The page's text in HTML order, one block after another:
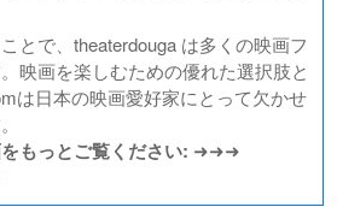
とで、theaterdouga は多くの映画フ
映画を楽しむための優れた選択肢と
は日本の映画愛好家にとって欠かせ
もっとご覧ください: ➜➜➜